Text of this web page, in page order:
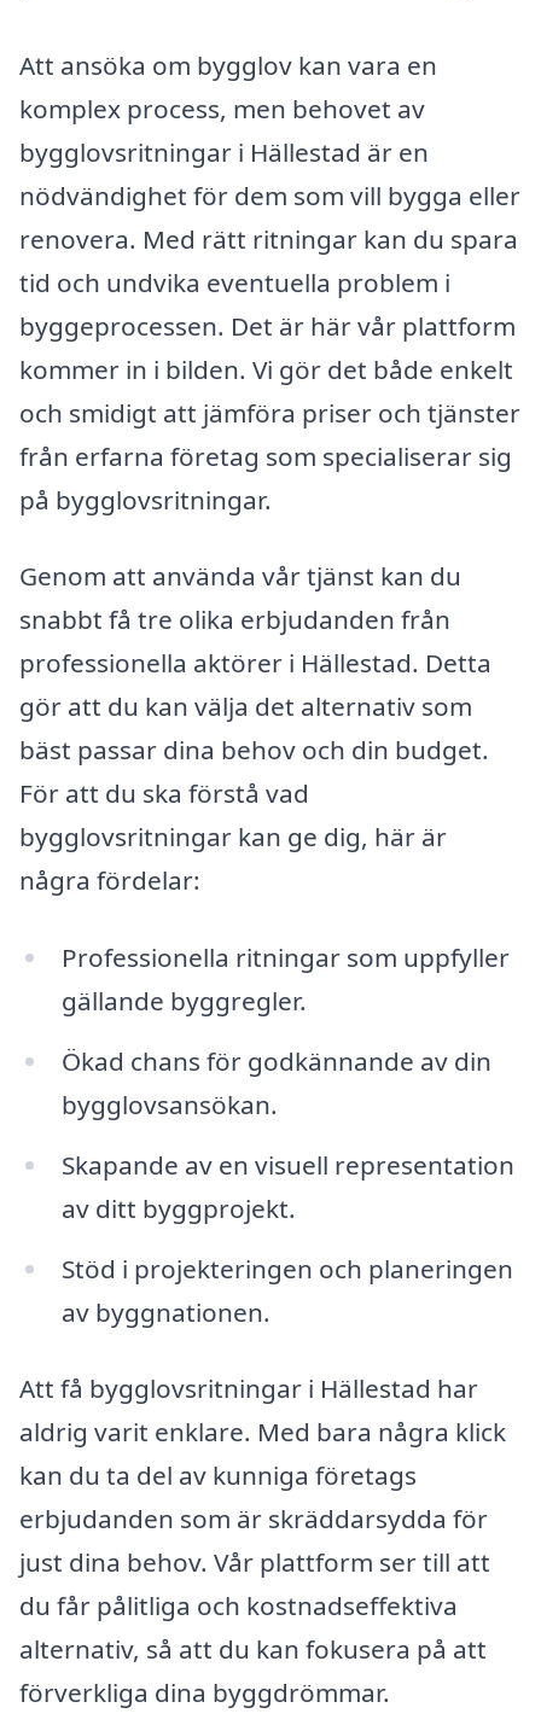
Att ansöka om bygglov kan vara en
komplex process, men behovet av
bygglovsritningar i Hällestad är en
nödvändighet för dem som vill bygga eller
renovera. Med rätt ritningar kan du spara
tid och undvika eventuella problem i
byggeprocessen. Det är här vår plattform
kommer in i bilden. Vi gör det både enkelt
och smidigt att jämföra priser och tjänster
från erfarna företag som specialiserar sig
på bygglovsritningar.
Genom att använda vår tjänst kan du
snabbt få tre olika erbjudanden från
professionella aktörer i Hällestad. Detta
gör att du kan välja det alternativ som
bäst passar dina behov och din budget.
För att du ska förstå vad
bygglovsritningar kan ge dig, här är
några fördelar:
Professionella ritningar som uppfyller
gällande byggregler.
Ökad chans för godkännande av din
bygglovsansökan.
Skapande av en visuell representation
av ditt byggprojekt.
Stöd i projekteringen och planeringen
av byggnationen.
Att få bygglovsritningar i Hällestad har
aldrig varit enklare. Med bara några klick
kan du ta del av kunniga företags
erbjudanden som är skräddarsydda för
just dina behov. Vår plattform ser till att
du får pålitliga och kostnadseffektiva
alternativ, så att du kan fokusera på att
förverkliga dina byggdrömmar.